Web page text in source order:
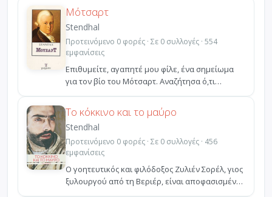
Μότσαρτ
Stendhal
Προτεινόμενο 0 φορές · Σε 0 συλλογές · 554
εμφανίσεις
Επιθυμείτε, αγαπητέ μου φίλε, ένα σημείωμα
για τον βίο του Μότσαρτ. Αναζήτησα ό,τι
καλύτερο υπήρχε σ...
Το κόκκινο και το μαύρο
Stendhal
Προτεινόμενο 0 φορές · Σε 0 συλλογές · 456
εμφανίσεις
Ο γοητευτικός και φιλόδοξος Ζυλιέν Σορέλ, γιος
ξυλουργού από τη Βεριέρ, είναι αποφασισμένος
να ξεφύγ...